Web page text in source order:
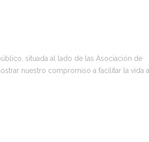
situada al lado de las Asociación de
nuestro compromiso a facilitar la vida